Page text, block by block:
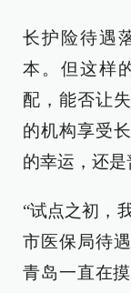
长护险待遇
本。但这样
配，能否让
的机构享受
的幸运，还是
“试点之初，
市医保局待
青岛一直在